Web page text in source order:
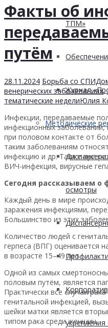
ТПМ»
Журнал
Методические
осмотры
Факты об
путём
28.11.2024 Борьба со
венерических заболеваниях,
тематические неделиЮлия
Инфекции, передаваемые
инфекционных
при половом контакте от
таким заболеваниям
инфекцию и др. Также при
ВИЧ-инфекция, вирусные
Сегодня рассказываем о
Каждый день в мире
заражения инфекциями,
Большинство из этих
Количество людей с
герпеса (ВПГ) оценивается
в возрасте 15–49 лет.
Одной из самых
половым путём, является
Практически все случаи
генитальной инфекцией,
шейки матки является
типом рака среди женщин.